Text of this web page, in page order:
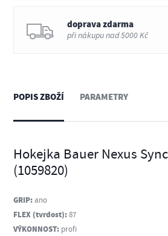
doprava zdarma
při nákupu nad 5000 Kč
POPIS ZBOŽÍ
Hokejka Bauer Nexus
(1059820)
GRIP: ano
FLEX (tvrdost):87
VÝKONNOST: profi
PARAMETRY